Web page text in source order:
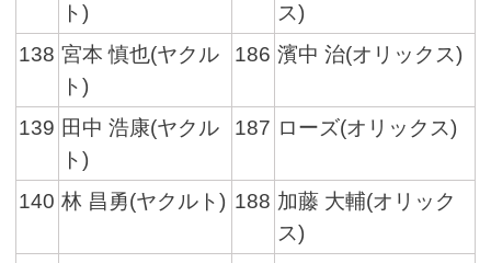
ト)
ス)
138 宮本 慎也(ヤクル
ト)
186 濱中 治(オリックス)
139 田中 浩康(ヤクル
ト)
187 ローズ(オリックス)
140 林 昌勇(ヤクルト) 188 加藤 大輔(オリック
ス)